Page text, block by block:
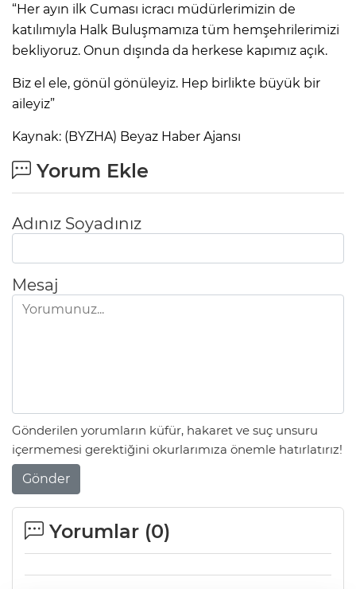
“Her ayın ilk Cuması icracı müdürlerimizin de
katılımıyla Halk Buluşmamıza tüm hemşehrilerimizi
bekliyoruz. Onun dışında da herkese kapımız açık.
Biz el ele, gönül gönüleyiz. Hep birlikte büyük bir
aileyiz”
Kaynak: (BYZHA) Beyaz Haber Ajansı
Yorum Ekle
Adınız Soyadınız
Mesaj
Gönderilen yorumların küfür, hakaret ve suç unsuru
içermemesi gerektiğini okurlarımıza önemle hatırlatırız!
Gönder
Yorumlar (0)